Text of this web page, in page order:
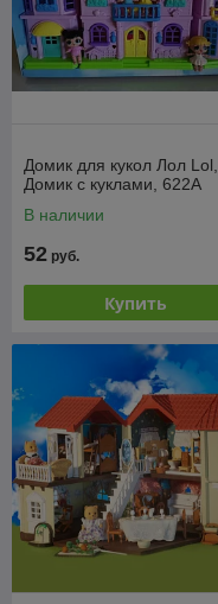
Домик для кукол Лол Lol,
Домик с куклами, 622A
В наличии
52 руб.
Купить